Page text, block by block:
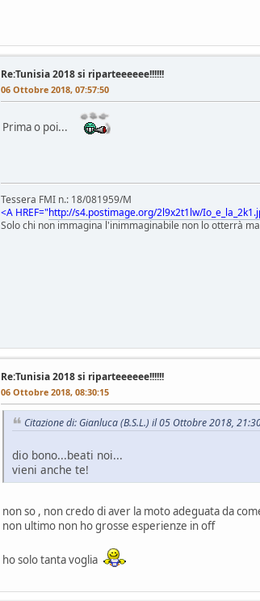
Re:Tunisia 2018 si riparteeeeee!!!!!!
06 Ottobre 2018, 07:57:50
Prima o poi...
Tessera FMI n.: 18/081959/M
<A HREF="http://s4.postimage.org/2l9x2t1lw/
Solo chi non immagina l'inimmaginabile non lo otterrà
Re:Tunisia 2018 si riparteeeeee!!!!!!
06 Ottobre 2018, 08:30:15
Citazione di: Gianluca (B.S.L.) il 05 Ottobre 2018,
dio bono...beati noi...
vieni anche te!
non so , non credo di aver la moto adeguata da
non ultimo non ho grosse esperienze in off
ho solo tanta voglia